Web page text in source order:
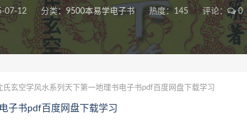
07-12 分类： 9500本易学电子书 热度：145 评论： 0
氏玄空学风水系列天下第一地理书电子书pdf百度网盘下载学习
子书pdf百度网盘下载学习